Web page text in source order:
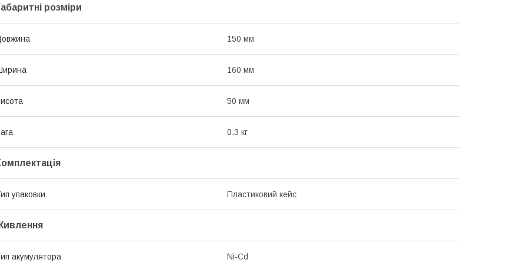
розміри
150 мм
160 мм
50 мм
0.3 кг
упаковки Пластиковий кейс
акумулятора Ni-Cd